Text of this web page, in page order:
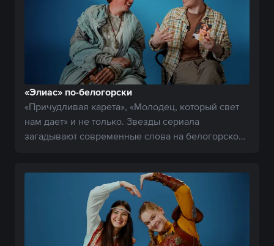
«Элиас» по-белогорски
«Причудливая карета», «Молодец, который свет
нам дает» и не только. Звезды сериала
загадывают современные слова на белогорском